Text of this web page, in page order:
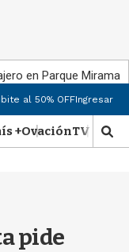
en Parque Miramar
al 50% OFFIngresar
+OvaciónTV Show
M
o
pide